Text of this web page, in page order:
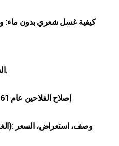
كيفية غسل شعري بدون ماء:
الشجيرات للتحوط.
إصلاح الفلاحين عام 1861. أسباب ونتائج
"Pehorka" (الغزل): وصف، استعراض، السعر